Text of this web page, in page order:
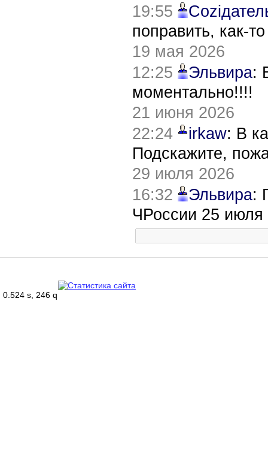
19:55
поправить, как-
19 мая 2026
12:25
Эльвира:
моментально!!!!
21 июня 2026
22:24
irkaw: В
Подскажите,
29 июля 2026
16:32
Эльвира:
ЧРоссии 25 июля
0.524 s, 246 q